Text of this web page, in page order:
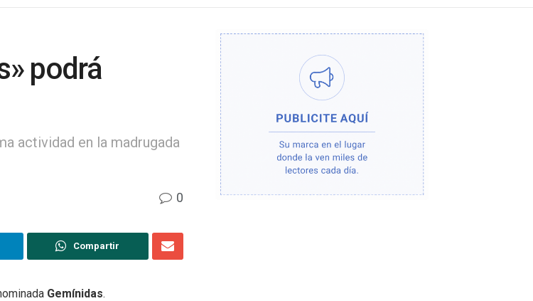
podrá
actividad en la madrugada
0
Compartir
Gemínidas.